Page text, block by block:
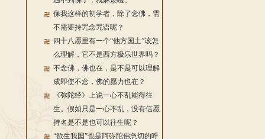
像我这样的初学者，除了念佛，需
不需要持咒念咒语呢？
四十八愿里有一个“他方国土”该怎
么理解，它不是西方极乐世界吗？
不念佛，佛也在，是不是可以理解
成即使不念，佛的愿力也在？
《弥陀经》上说一心不乱能得往
生。假如只是一心不乱，没有信愿
持名是不是也可以往生呢？
“欲生我国”也是阿弥陀佛急切的呼